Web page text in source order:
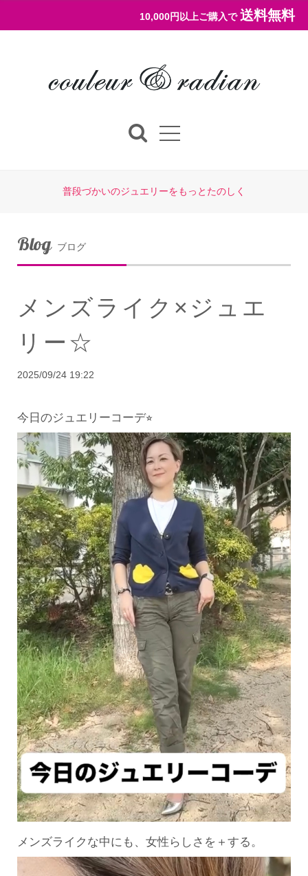
10,000円以上ご購入で 送料無料
普段づかいのジュエリーをもっとたのしく
Blog ブログ
メンズライク×ジュエ
リー☆
2025/09/24 19:22
今日のジュエリーコーデ⭐︎
メンズライクな中にも、女性らしさを＋する。